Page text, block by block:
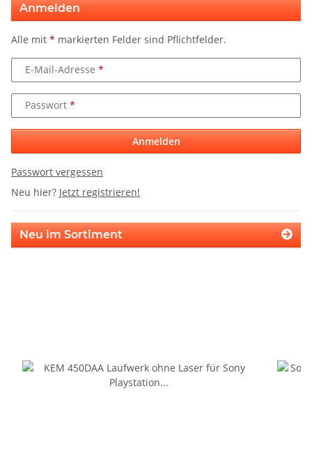
Anmelden
Alle mit * markierten Felder sind Pflichtfelder.
E-Mail-Adresse
Passwort
Anmelden
Passwort vergessen
Neu hier? Jetzt registrieren!
Neu im Sortiment